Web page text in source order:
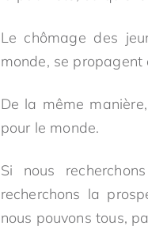
Le chômage des
monde, se propagent
De la même
pour le monde.
Si nous
recherchons la
nous pouvons tous,